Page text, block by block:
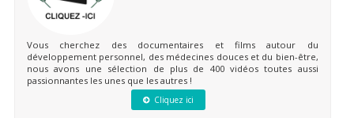
Vous cherchez des documentaires et films autour du
développement personnel, des médecines douces et du bien-être,
nous avons une sélection de plus de 400 vidéos toutes aussi
passionnantes les unes que les autres !
Cliquez ici